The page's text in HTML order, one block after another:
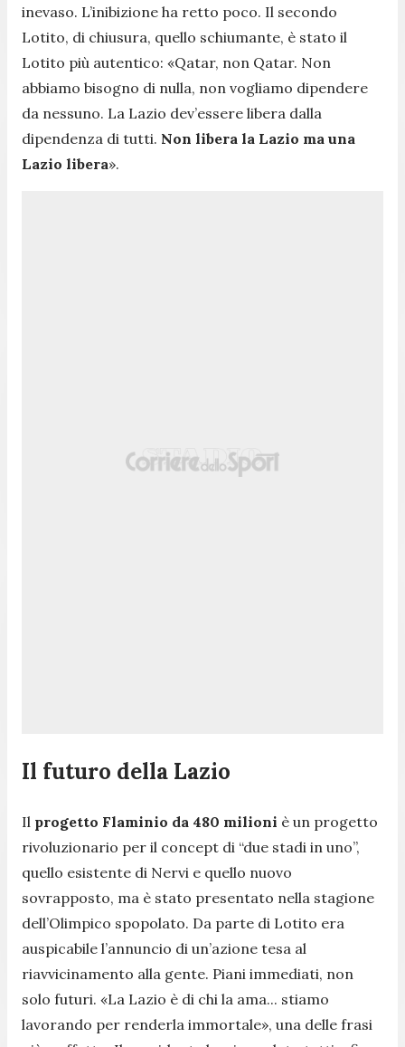
inevaso. L’inibizione ha retto poco. Il secondo
Lotito, di chiusura, quello schiumante, è stato il
Lotito più autentico: «Qatar, non Qatar. Non
abbiamo bisogno di nulla, non vogliamo dipendere
da nessuno. La Lazio dev’essere libera dalla
dipendenza di tutti. Non libera la Lazio ma una
Lazio libera».
Il futuro della Lazio
Il progetto Flaminio da 480 milioni è un progetto
rivoluzionario per il concept di “due stadi in uno”,
quello esistente di Nervi e quello nuovo
sovrapposto, ma è stato presentato nella stagione
dell’Olimpico spopolato. Da parte di Lotito era
auspicabile l’annuncio di un’azione tesa al
riavvicinamento alla gente. Piani immediati, non
solo futuri. «La Lazio è di chi la ama... stiamo
lavorando per renderla immortale», una delle frasi